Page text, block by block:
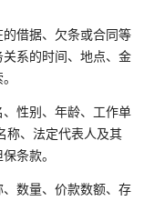
借据、欠条或合同等
系的时间、地点、金
性别、年龄、工作单
称、法定代表人及其
条款。
数量、价款数额、存